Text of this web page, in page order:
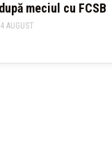
meciul cu FCSB
4 AUGUST